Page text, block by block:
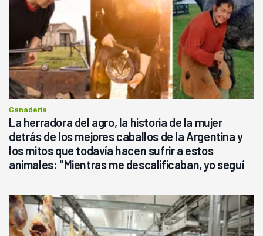
Ganadería
La herradora del agro, la historia de la mujer
detrás de los mejores caballos de la Argentina y
los mitos que todavía hacen sufrir a estos
animales: "Mientras me descalificaban, yo seguí